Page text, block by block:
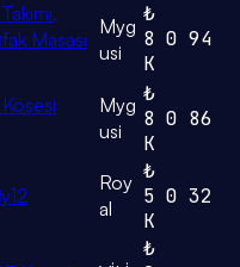
Masası
Myg
usi
₺
8
K
0 94
Myg
usi
₺
8
K
0 86
Roy
al
₺
5
K
0 32
₺